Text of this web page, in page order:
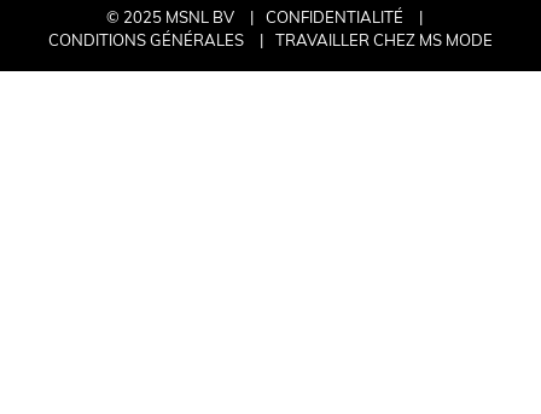
© 2025 MSNL BV
CONFIDENTIALITÉ
CONDITIONS GÉNÉRALES
TRAVAILLER CHEZ MS MODE